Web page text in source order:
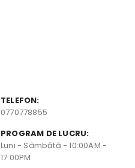
TELEFON:
0770778855
PROGRAM DE LUCRU:
Luni - Sâmbătă - 10:00AM -
17:00PM